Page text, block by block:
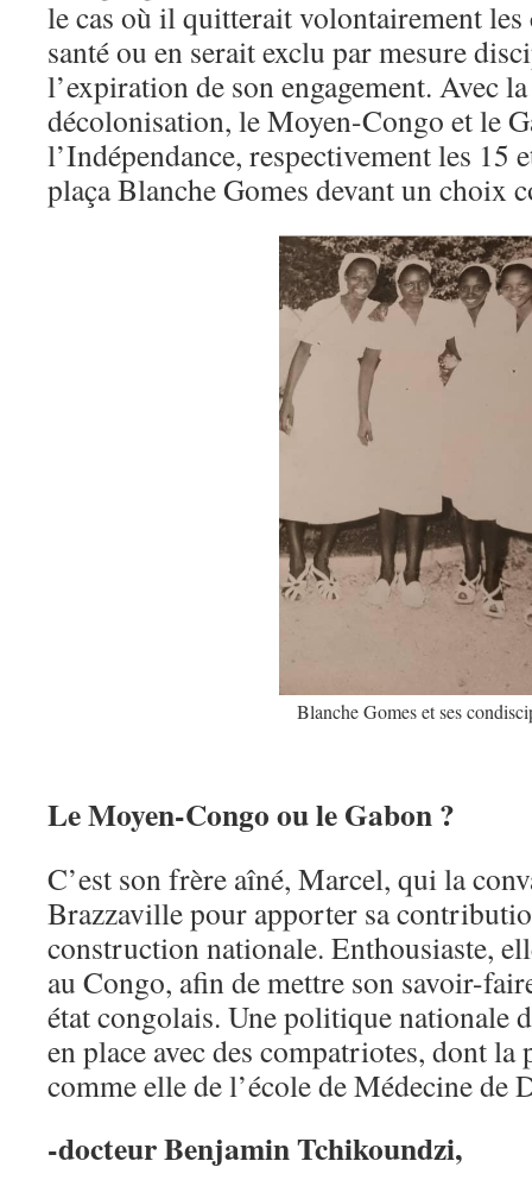
le cas où il quitterait volontairement les
santé ou en serait exclu par mesure
l’expiration de son engagement. Avec
décolonisation, le Moyen-Congo et le
l’Indépendance, respectivement les 15
plaça Blanche Gomes devant un choix
Blanche Gomes et ses
Le Moyen-Congo ou le Gabon ?
C’est son frère aîné, Marcel, qui la
Brazzaville pour apporter sa
construction nationale. Enthousiaste,
au Congo, afin de mettre son savoir-
état congolais. Une politique nationale
en place avec des compatriotes, dont la
comme elle de l’école de Médecine de
-docteur Benjamin Tchikoundzi,